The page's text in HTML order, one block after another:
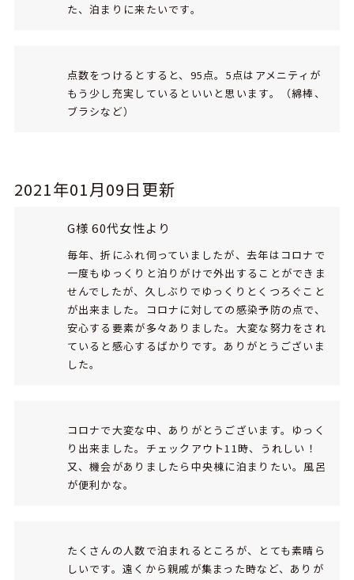
た、泊まりに来たいです。
点数をつけるとすると、95点。5点はアメニティが
もう少し充実しているといいと思います。（綿棒、
ブラシなど）
2021年01月09日更新
G様 60代女性より
毎年、折にふれ伺っていましたが、去年はコロナで
一度もゆっくりと泊りがけで外出することができま
せんでしたが、久しぶりでゆっくりとくつろぐこと
が出来ました。コロナに対しての感染予防の点で、
安心する要素が多々ありました。大変な努力をされ
ていると感心するばかりです。ありがとうございま
した。
コロナで大変な中、ありがとうございます。ゆっく
り出来ました。チェックアウト11時、うれしい！
又、機会がありましたら中央棟に泊まりたい。風呂
が便利かな。
たくさんの人数で泊まれるところが、とても素晴ら
しいです。遠くから親戚が集まった時など、ありが